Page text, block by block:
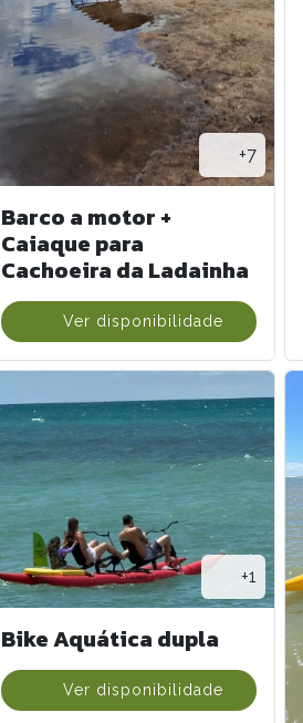
+7
Barco a motor +
Caiaque para
Cachoeira da Ladainha
Ver disponibilidade
+1
Bike Aquática dupla
Ver disponibilidade